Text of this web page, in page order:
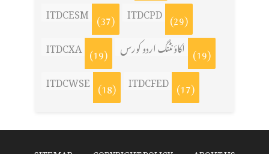
ITDCESM (37) ITDCPD (29)
ITDCXA (19) اکاؤنٹنگ اردو کورس (19)
ITDCWSE (18) ITDCFED (17)